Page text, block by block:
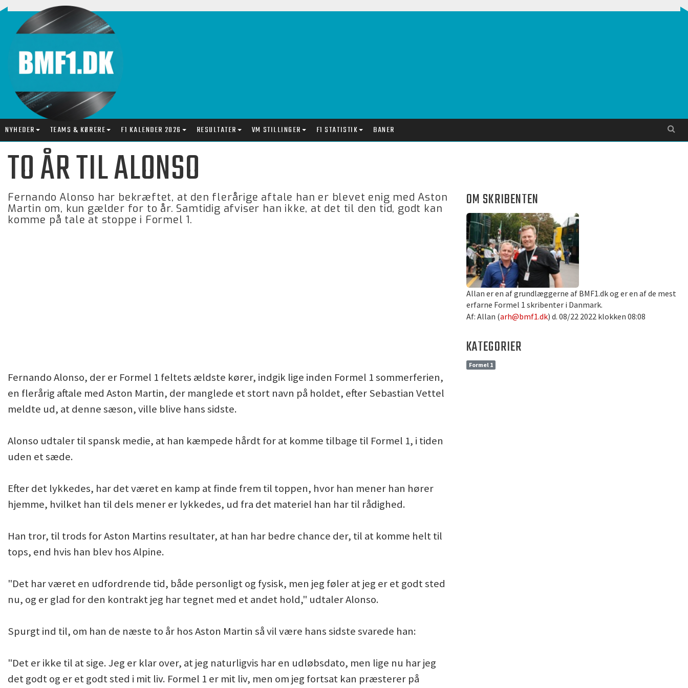
NYHEDER TEAMS & KØRERE F1 KALENDER 2026 RESULTATER VM STILLINGER F1 STATISTIK BANER
TO ÅR TIL ALONSO
Fernando Alonso har bekræftet, at den flerårige aftale han er blevet enig med Aston
Martin om, kun gælder for to år. Samtidig afviser han ikke, at det til den tid, godt kan
komme på tale at stoppe i Formel 1.
OM SKRIBENTEN
Allan er en af grundlæggerne af BMF1.dk og er en af de mest
erfarne Formel 1 skribenter i Danmark.
Af: Allan (arh@bmf1.dk) d. 08/22 2022 klokken 08:08
KATEGORIER
Formel 1
Fernando Alonso, der er Formel 1 feltets ældste kører, indgik lige inden Formel 1 sommerferien,
en flerårig aftale med Aston Martin, der manglede et stort navn på holdet, efter Sebastian Vettel
meldte ud, at denne sæson, ville blive hans sidste.
Alonso udtaler til spansk medie, at han kæmpede hårdt for at komme tilbage til Formel 1, i tiden
uden et sæde.
Efter det lykkedes, har det været en kamp at finde frem til toppen, hvor han mener han hører
hjemme, hvilket han til dels mener er lykkedes, ud fra det materiel han har til rådighed.
Han tror, til trods for Aston Martins resultater, at han har bedre chance der, til at komme helt til
tops, end hvis han blev hos Alpine.
"Det har været en udfordrende tid, både personligt og fysisk, men jeg føler at jeg er et godt sted
nu, og er glad for den kontrakt jeg har tegnet med et andet hold," udtaler Alonso.
Spurgt ind til, om han de næste to år hos Aston Martin så vil være hans sidste svarede han:
"Det er ikke til at sige. Jeg er klar over, at jeg naturligvis har en udløbsdato, men lige nu har jeg
det godt og er et godt sted i mit liv. Formel 1 er mit liv, men om jeg fortsat kan præsterer på